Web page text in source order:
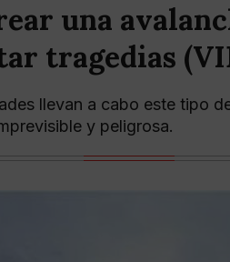
una
tragedias
llevan a cabo este tipo
y peligrosa.